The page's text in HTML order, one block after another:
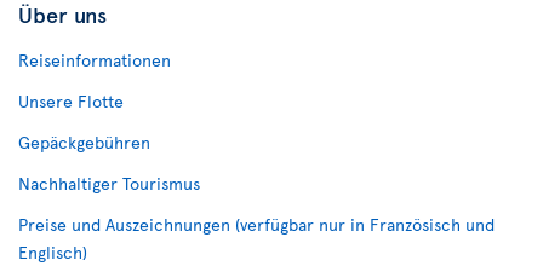
Über uns
Reiseinformationen
Unsere Flotte
Gepäckgebühren
Nachhaltiger Tourismus
Preise und Auszeichnungen (verfügbar nur in Französisch und
Englisch)